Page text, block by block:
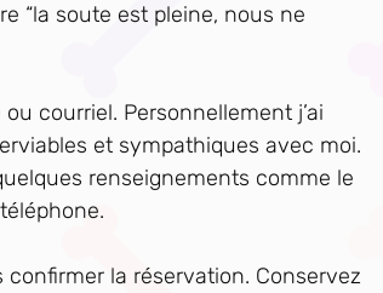
“la soute est pleine, nous ne
courriel. Personnellement j’ai
et sympathiques avec moi.
renseignements comme le
la réservation. Conservez